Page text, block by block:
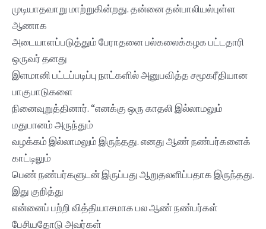
முடியாதவாறு மாற்றுகின்றது. தன்னை தன்பாலியல்புள்ள
ஆணாக
அடையாளப்படுத்தும் பேராதனை பல்கலைக்கழக பட்டதாரி
ஒருவர் தனது
இளமானி பட்டப்படிப்பு நாட்களில் அனுபவித்த சமூகரீதியான
பாகுபாடுகளை
நினைவுறுத்தினார். “எனக்கு ஒரு காதலி இல்லாமலும்
மதுபானம் அருந்தும்
வழக்கம் இல்லாமலும் இருந்தது. எனது ஆண் நண்பர்களைக்
காட்டிலும்
பெண் நண்பர்களுடன் இருப்பது ஆறுதலளிப்பதாக இருந்தது.
இது குறித்து
என்னைப் பற்றி வித்தியாசமாக பல ஆண் நண்பர்கள்
பேசியதோடு அவர்கள்